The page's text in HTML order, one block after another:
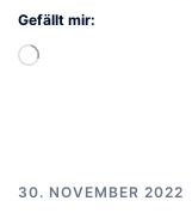
Gefällt mir:
Wird
30. NOVEMBER 2022